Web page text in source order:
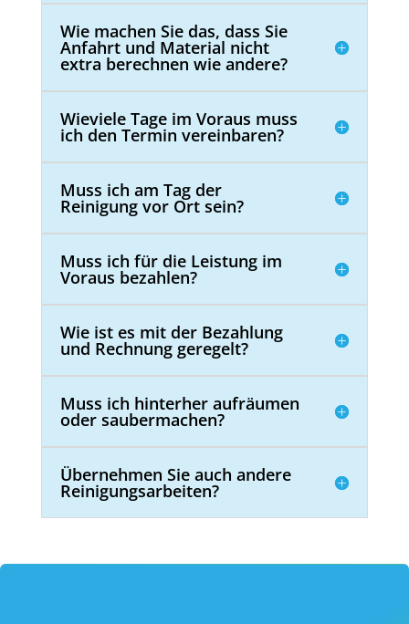
Wie machen Sie das, dass Sie
Anfahrt und Material nicht
extra berechnen wie andere?
Wieviele Tage im Voraus muss
ich den Termin vereinbaren?
Muss ich am Tag der
Reinigung vor Ort sein?
Muss ich für die Leistung im
Voraus bezahlen?
Wie ist es mit der Bezahlung
und Rechnung geregelt?
Muss ich hinterher aufräumen
oder saubermachen?
Übernehmen Sie auch andere
Reinigungsarbeiten?